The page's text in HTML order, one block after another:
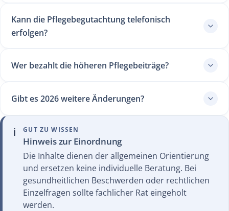
Kann die Pflegebegutachtung telefonisch
erfolgen?
Wer bezahlt die höheren Pflegebeiträge?
Gibt es 2026 weitere Änderungen?
ℹ️ GUT ZU WISSEN
Hinweis zur Einordnung
Die Inhalte dienen der allgemeinen Orientierung
und ersetzen keine individuelle Beratung. Bei
gesundheitlichen Beschwerden oder rechtlichen
Einzelfragen sollte fachlicher Rat eingeholt
werden.